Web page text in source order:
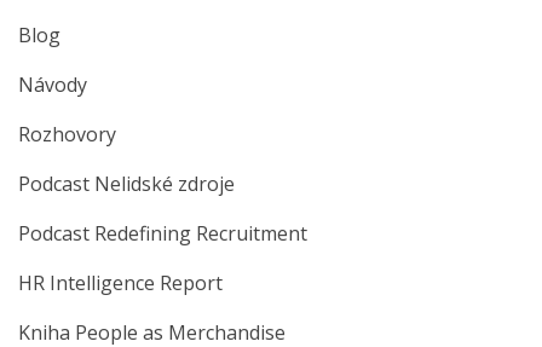
Blog
Návody
Rozhovory
Podcast Nelidské zdroje
Podcast Redefining Recruitment
HR Intelligence Report
Kniha People as Merchandise